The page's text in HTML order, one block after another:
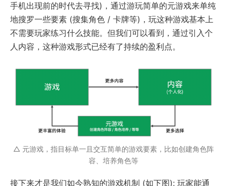
手机出现前的时代去寻找)，通过游玩简单的元游戏来单纯
地搜罗一些要素 (搜集角色 / 卡牌等)，玩这种游戏基本上
不需要玩家练习什么技能。但我们可以看到，通过引入个
人内容，这种游戏形式已经有了持续的盈利点。
△ 元游戏，指目标单一且交互简单的游戏要素，比如创建角色阵
容、培养角色等
接下来才是我们如今熟知的游戏机制 (如下图): 玩家能通